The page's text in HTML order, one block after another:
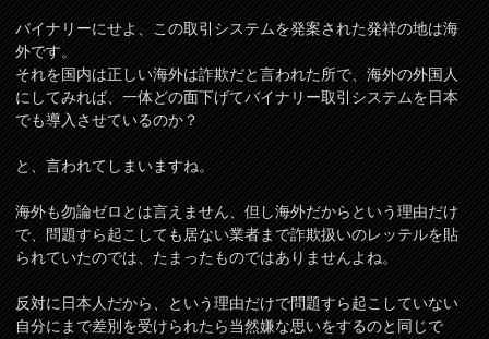
バイナリーにせよ、この取引システムを発案された発祥の地は海
外です。
それを国内は正しい海外は詐欺だと言われた所で、海外の外国人
にしてみれば、一体どの面下げてバイナリー取引システムを日本
でも導入させているのか？
と、言われてしまいますね。
海外も勿論ゼロとは言えません、但し海外だからという理由だけ
で、問題すら起こしても居ない業者まで詐欺扱いのレッテルを貼
られていたのでは、たまったものではありませんよね。
反対に日本人だから、という理由だけで問題すら起こしていない
自分にまで差別を受けられたら当然嫌な思いをするのと同じで